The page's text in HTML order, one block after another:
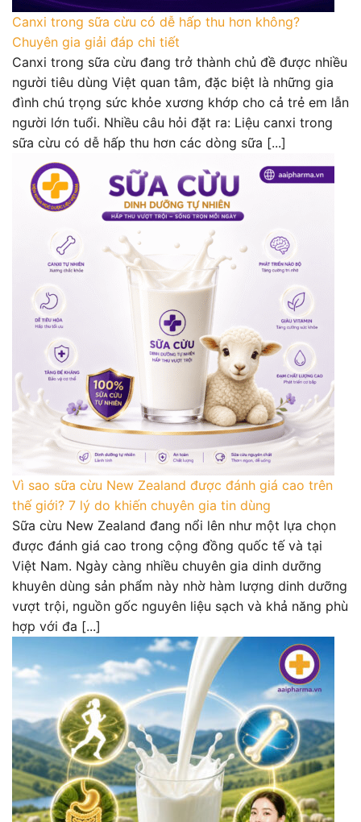
Canxi trong sữa cừu có dễ hấp thu hơn không?
Chuyên gia giải đáp chi tiết
Canxi trong sữa cừu đang trở thành chủ đề được nhiều
người tiêu dùng Việt quan tâm, đặc biệt là những gia
đình chú trọng sức khỏe xương khớp cho cả trẻ em lẫn
người lớn tuổi. Nhiều câu hỏi đặt ra: Liệu canxi trong
sữa cừu có dễ hấp thu hơn các dòng sữa [...]
Vì sao sữa cừu New Zealand được đánh giá cao trên
thế giới? 7 lý do khiến chuyên gia tin dùng
Sữa cừu New Zealand đang nổi lên như một lựa chọn
được đánh giá cao trong cộng đồng quốc tế và tại
Việt Nam. Ngày càng nhiều chuyên gia dinh dưỡng
khuyên dùng sản phẩm này nhờ hàm lượng dinh dưỡng
vượt trội, nguồn gốc nguyên liệu sạch và khả năng phù
hợp với đa [...]